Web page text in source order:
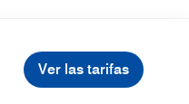
Ver las tarifas